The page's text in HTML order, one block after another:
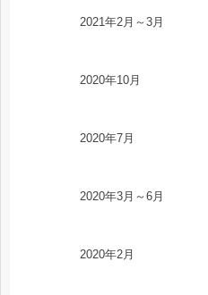
2021年2月～3月
2020年10月
2020年7月
2020年3月～6月
2020年2月